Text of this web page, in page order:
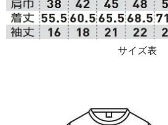
サイズ表